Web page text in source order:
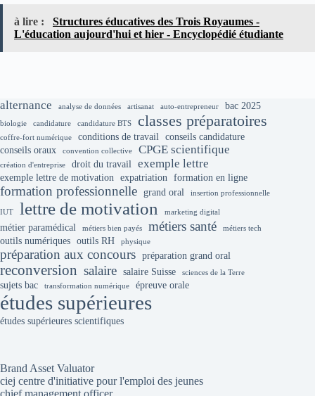
à lire :
Structures éducatives des Trois Royaumes -
L'éducation aujourd'hui et hier - Encyclopédié étudiante
alternance analyse de données artisanat auto-entrepreneur bac 2025
biologie candidature candidature BTS classes préparatoires
coffre-fort numérique conditions de travail conseils candidature
conseils oraux
convention collective CPGE scientifique
création d'entreprise droit du travail exemple lettre
exemple lettre de motivation expatriation formation en ligne
formation professionnelle grand oral insertion professionnelle
IUT lettre de motivation marketing digital
métier paramédical métiers bien payés métiers santé métiers tech
outils numériques outils RH physique
préparation aux concours préparation grand oral
reconversion salaire salaire Suisse sciences de la Terre
sujets bac transformation numérique épreuve orale
études supérieures
études supérieures scientifiques
Brand Asset Valuator
ciej centre d'initiative pour l'emploi des jeunes
chief management officer